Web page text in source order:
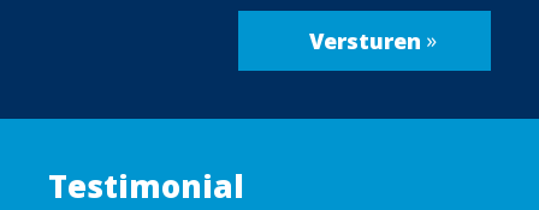
Testimonial